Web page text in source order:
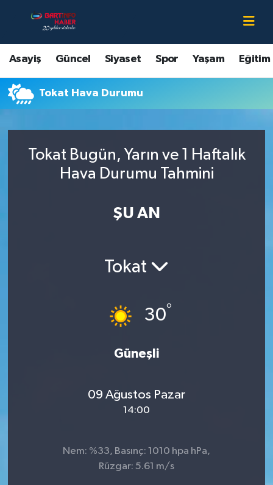
Asayiş Güncel Siyaset Spor Yaşam Eğitim
Tokat Hava Durumu
Tokat Bugün, Yarın ve 1 Haftalık
Hava Durumu Tahmini
ŞU AN
Tokat
30°
Güneşli
09 Ağustos Pazar
14:00
Nem: %33, Basınç: 1010 hpa hPa,
Rüzgar: 5.61 m/s
Asayiş
Bartın Hakkında
Çevre
Ekonomi
Sivil Toplum
Bartın Nöbetçi Eczaneler
Bartın Hava Durumu
Bartin Namaz Vakitleri
Süper Lig Puan Durumu ve Fikstür